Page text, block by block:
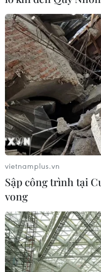
Đêm 15/9, Thượng viện
tiết kiệm ngân sách gồm
AUD (khoảng 4,5 tỷ USD).
vietnamplus.vn
Sập công trình tại
vong